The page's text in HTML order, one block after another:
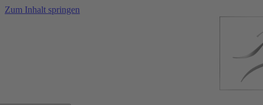
Zum Inhalt springen